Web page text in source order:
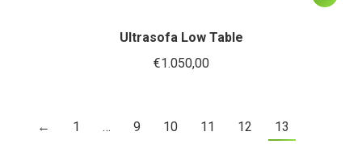
Ultrasofa Low Table
€1.050,00
← 1 … 9 10 11 12 13